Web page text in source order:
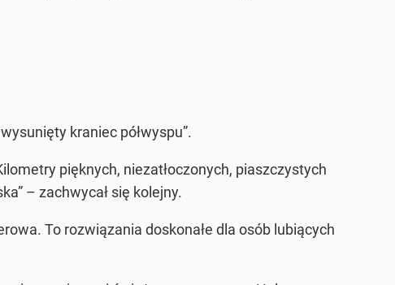
kraniec półwyspu”.
pięknych, niezatłoczonych, piaszczystych
– zachwycał się kolejny.
To rozwiązania doskonałe dla osób lubiących